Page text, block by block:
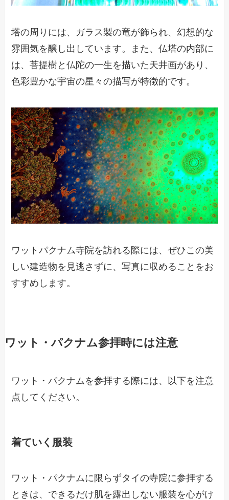
塔の周りには、ガラス製の竜が飾られ、幻想的な
雰囲気を醸し出しています。また、仏塔の内部に
は、菩提樹と仏陀の一生を描いた天井画があり、
色彩豊かな宇宙の星々の描写が特徴的です。
ワットパクナム寺院を訪れる際には、ぜひこの美
しい建造物を見逃さずに、写真に収めることをお
すすめします。
ワット・パクナム参拝時には注意
ワット・パクナムを参拝する際には、以下を注意
点してください。
着ていく服装
ワット・パクナムに限らずタイの寺院に参拝する
ときは、できるだけ肌を露出しない服装を心がけ